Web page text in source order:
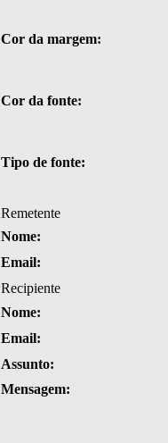
Cor da margem:
Cor da fonte:
Tipo de fonte:
Remetente
Nome:
Email:
Recipiente
Nome:
Email:
Assunto:
Mensagem: